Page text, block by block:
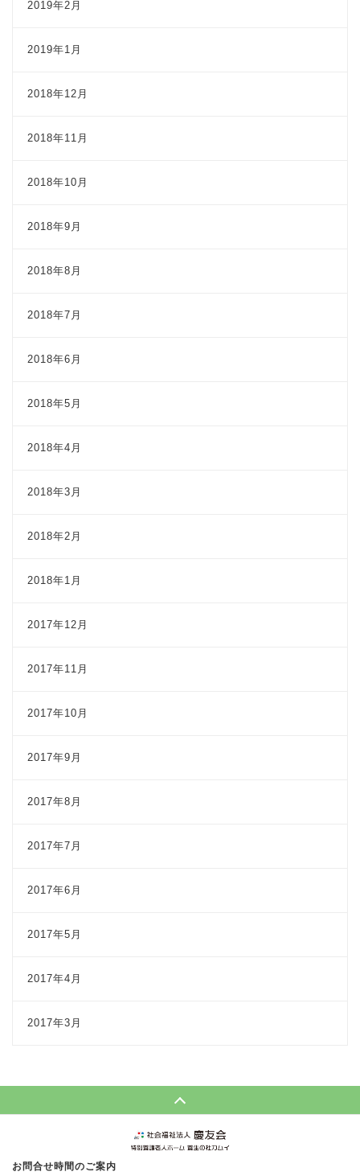
2019年2月
2019年1月
2018年12月
2018年11月
2018年10月
2018年9月
2018年8月
2018年7月
2018年6月
2018年5月
2018年4月
2018年3月
2018年2月
2018年1月
2017年12月
2017年11月
2017年10月
2017年9月
2017年8月
2017年7月
2017年6月
2017年5月
2017年4月
2017年3月
お問合せ時間のご案内